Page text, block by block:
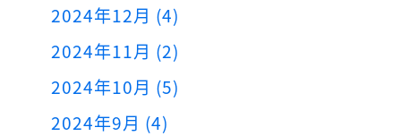
2024年12月 (4)
2024年11月 (2)
2024年10月 (5)
2024年9月 (4)